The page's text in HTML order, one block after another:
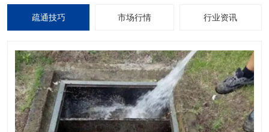
疏通技巧 市场行情 行业资讯